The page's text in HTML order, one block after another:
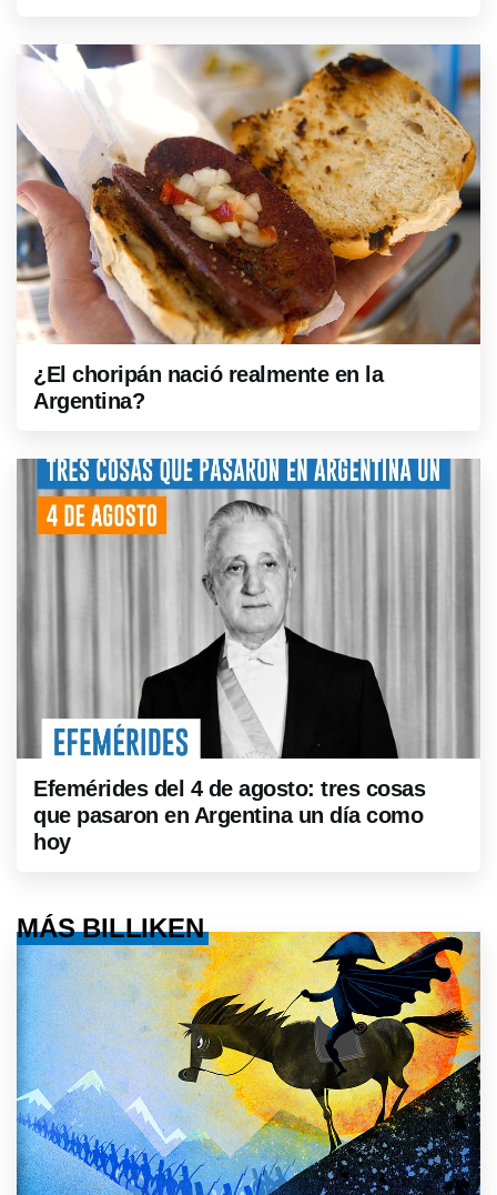
¿El choripán nació realmente en la
Argentina?
Efemérides del 4 de agosto: tres cosas
que pasaron en Argentina un día como
hoy
MÁS BILLIKEN